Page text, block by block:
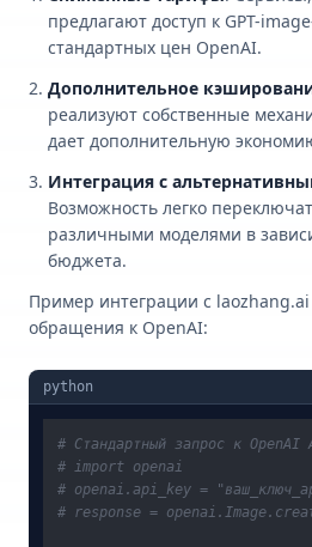
предлагают доступ к GPT-
стандартных цен OpenAI.
Дополнительное
реализуют собственные
дает дополнительную
Интеграция с
Возможность легко
различными моделями в
бюджета.
Пример интеграции с
обращения к OpenAI:
python
# Стандартный запрос к OpenAI
# import openai
# openai.api_key =
# response =